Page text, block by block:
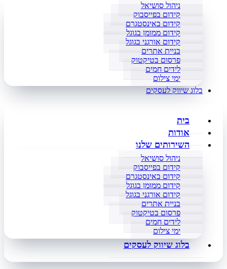
ניהול סושיאל
קידום בפייסבוק
קידום באינסטגרם
קידום ממומן בגוגל
קידום אורגני בגוגל
בניית אתרים
פרסום בטיקטוק
לידים חמים
ימי צילום
בלוג שיווק לעסקים
בית
אודות
השירותים שלנו
ניהול סושיאל
קידום בפייסבוק
קידום באינסטגרם
קידום ממומן בגוגל
קידום אורגני בגוגל
בניית אתרים
פרסום בטיקטוק
לידים חמים
ימי צילום
בלוג שיווק לעסקים